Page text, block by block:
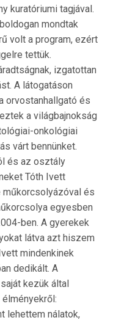
kuratóriumi tagjával.
mondtak
volt a program, ezért
tettük.
izgatottan
A látogatáson
orvostanhallgató és
a világbajnokság
onkológiai
várt bennünket.
és az osztály
Tóth Ivett
és
egyesben
ben. A gyerekek
látva azt hiszem
mindenkinek
dedikált. A
kezük által
lehettem nálatok,